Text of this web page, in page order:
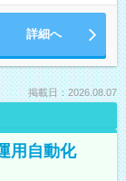
詳細へ
掲載日：2026.08.07
用自動化